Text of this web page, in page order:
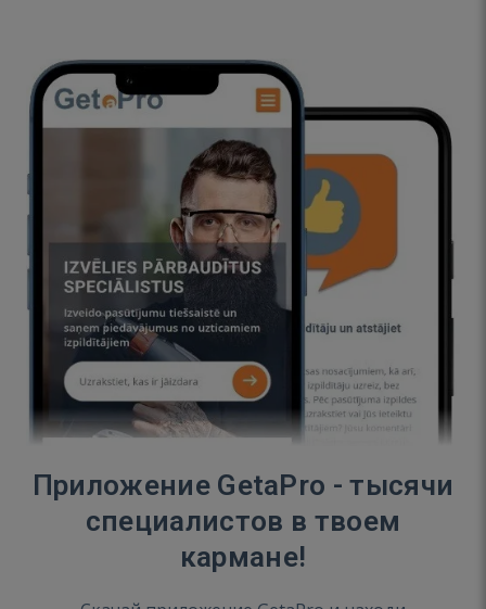
Приложение GetaPro - тысячи
специалистов в твоем
кармане!